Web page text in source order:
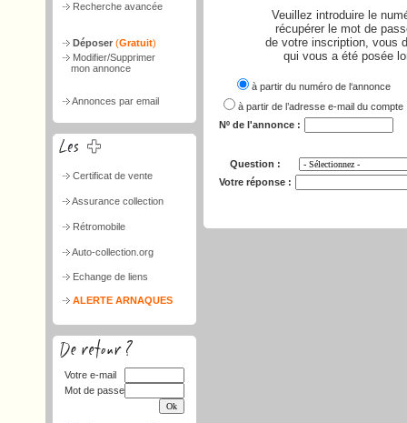
Recherche avancée
Déposer (Gratuit)
Modifier/Supprimer
mon annonce
Annonces par email
Certificat de vente
Assurance collection
Rétromobile
Auto-collection.org
Echange de liens
ALERTE ARNAQUES
Votre e-mail
Mot de passe
Veuillez introduire le
récupérer le mot de
de votre inscription, vous
qui vous a été posée
à partir du numéro de l‘annonce
à partir de l’adresse e-mail du compte
Nº de l'annonce :
Question :
Votre réponse :